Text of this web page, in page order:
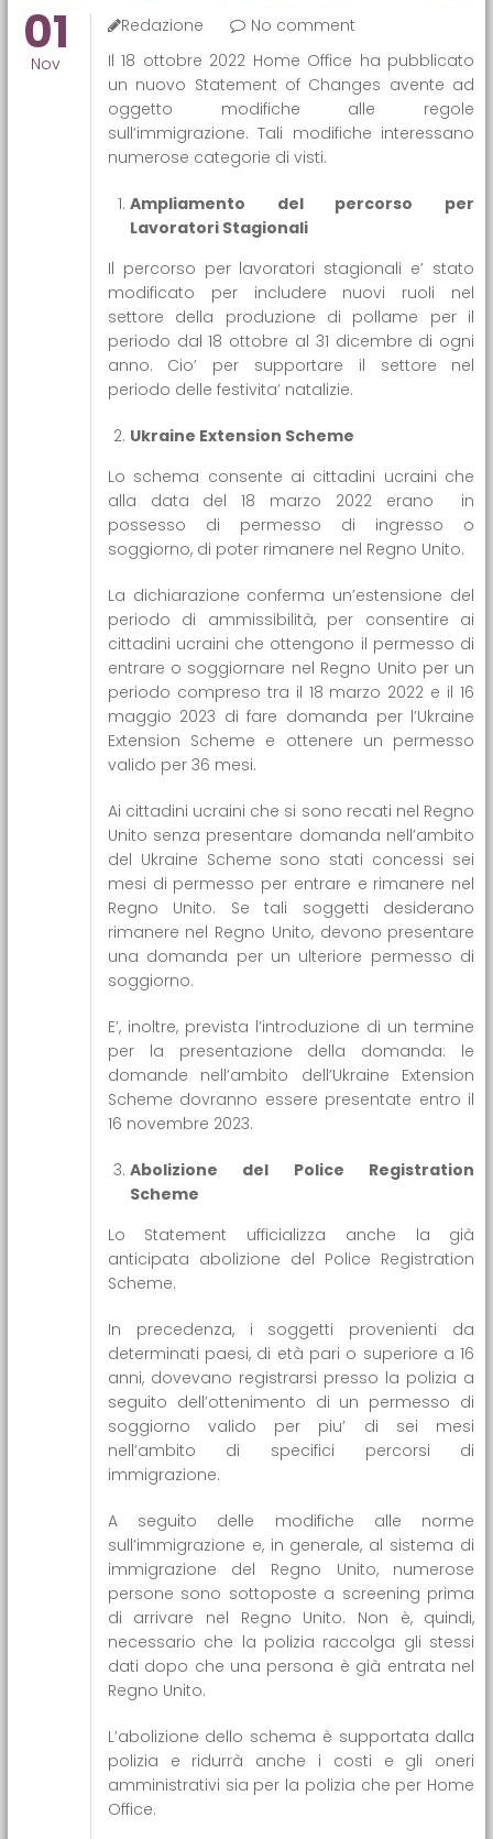
01
Nov
Redazione
No comment
Il 18 ottobre 2022 Home Office ha pubblicato
un nuovo Statement of Changes avente ad
oggetto modifiche alle regole
sull’immigrazione. Tali modifiche interessano
numerose categorie di visti.
Ampliamento del percorso per
Lavoratori Stagionali
Il percorso per lavoratori stagionali e’ stato
modificato per includere nuovi ruoli nel
settore della produzione di pollame per il
periodo dal 18 ottobre al 31 dicembre di ogni
anno. Cio’ per supportare il settore nel
periodo delle festivita’ natalizie.
Ukraine Extension Scheme
Lo schema consente ai cittadini ucraini che
alla data del 18 marzo 2022 erano in
possesso di permesso di ingresso o
soggiorno, di poter rimanere nel Regno Unito.
La dichiarazione conferma un’estensione del
periodo di ammissibilità, per consentire ai
cittadini ucraini che ottengono il permesso di
entrare o soggiornare nel Regno Unito per un
periodo compreso tra il 18 marzo 2022 e il 16
maggio 2023 di fare domanda per l’Ukraine
Extension Scheme e ottenere un permesso
valido per 36 mesi.
Ai cittadini ucraini che si sono recati nel Regno
Unito senza presentare domanda nell’ambito
del Ukraine Scheme sono stati concessi sei
mesi di permesso per entrare e rimanere nel
Regno Unito. Se tali soggetti desiderano
rimanere nel Regno Unito, devono presentare
una domanda per un ulteriore permesso di
soggiorno.
E’, inoltre, prevista l’introduzione di un termine
per la presentazione della domanda: le
domande nell’ambito dell’Ukraine Extension
Scheme dovranno essere presentate entro il
16 novembre 2023.
Abolizione del Police Registration
Scheme
Lo Statement ufficializza anche la già
anticipata abolizione del Police Registration
Scheme.
In precedenza, i soggetti provenienti da
determinati paesi, di età pari o superiore a 16
anni, dovevano registrarsi presso la polizia a
seguito dell’ottenimento di un permesso di
soggiorno valido per piu’ di sei mesi
nell’ambito di specifici percorsi di
immigrazione.
A seguito delle modifiche alle norme
sull’immigrazione e, in generale, al sistema di
immigrazione del Regno Unito, numerose
persone sono sottoposte a screening prima
di arrivare nel Regno Unito. Non è, quindi,
necessario che la polizia raccolga gli stessi
dati dopo che una persona è già entrata nel
Regno Unito.
L’abolizione dello schema è supportata dalla
polizia e ridurrà anche i costi e gli oneri
amministrativi sia per la polizia che per Home
Office.